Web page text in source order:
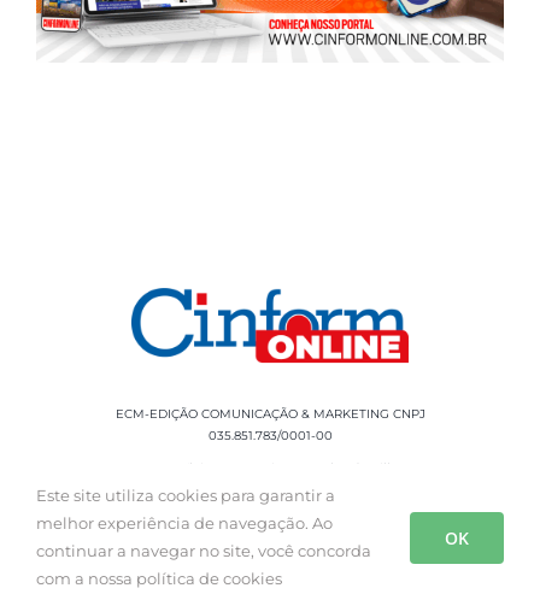
ECM-EDIÇÃO COMUNICAÇÃO & MARKETING CNPJ
035.851.783/0001-00
Rua Sílvio Cesar Leite, 90 Salgado Filho -
Aracaju, SE, CEP: 49020-060 Fone: +55 79
Este site utiliza cookies para garantir a
melhor experiência de navegação. Ao
continuar a navegar no site, você concorda
com a nossa política de cookies
OK